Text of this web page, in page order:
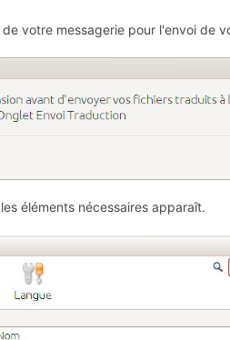
votre messagerie pour l'envoi de
éléments nécessaires apparaît.